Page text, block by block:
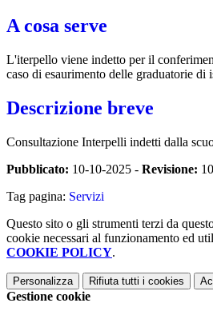
A cosa serve
L'iterpello viene indetto per il
caso di esaurimento delle graduatorie di
Descrizione breve
Consultazione Interpelli indetti dalla
Pubblicato: 10-10-2025 - Revisione:
Tag pagina: Servizi
Questo sito o gli strumenti terzi da
cookie necessari al funzionamento ed
COOKIE POLICY.
Personalizza Rifiuta tutti i cookies
Gestione cookie